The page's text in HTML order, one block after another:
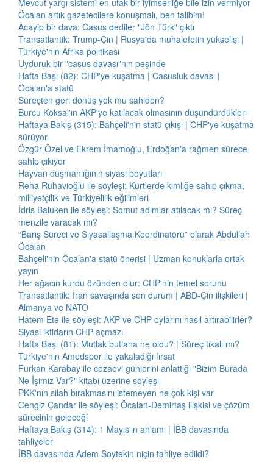
Mevcut yargı sistemi en ufak bir iyimserliğe bile izin vermiyor
Öcalan artık gazetecilere konuşmalı, ben talibim!
Acayip bir dava: Casus dediler "Jön Türk" çıktı
Transatlantik: Trump-Çin | Rusya'da muhalefetin yükselişi |
Türkiye'nin Afrika politikası
Uyduruk bir "casus davası"nın peşinde
Hafta Başı (82): CHP'ye kuşatma | Casusluk davası |
Öcalan'a statü
Süreçten geri dönüş yok mu sahiden?
Burcu Köksal'ın AKP'ye katılacak olmasının düşündürdükleri
Haftaya Bakış (315): Bahçeli'nin statü çıkışı | CHP'ye kuşatma
sürüyor
Özgür Özel ve Ekrem İmamoğlu, Erdoğan'a rağmen sürece
sahip çıkıyor
Hayvan düşmanlığının siyasi boyutları
Reha Ruhavioğlu ile söyleşi: Kürtlerde kimliğe sahip çıkma,
milliyetçilik ve Türkiyelilik eğilimleri
İdris Baluken ile söyleşi: Somut adımlar atılacak mı? Süreç
menzile varacak mı?
“Barış Süreci ve Siyasallaşma Koordinatörü” olarak Abdullah
Öcalan
Bahçeli'nin Öcalan'a statü önerisi | Uzman konuklarla ortak
yayın
Her ağacın kurdu özünden olur: CHP'nin temel sorunu
Transatlantik: İran savaşında son durum | ABD-Çin ilişkileri |
Almanya ve NATO
Hatem Ete ile söyleşi: AKP ve CHP oylarını nasıl artırabilirler?
Siyasi iktidarın CHP açmazı
Hafta Başı (81): Mutlak butlana ne oldu? | Süreç tıkalı mı?
Türkiye'nin Amedspor ile yakaladığı fırsat
Furkan Karabay ile cezaevi günlerini anlattığı "Bizim Burada
Ne İşimiz Var?" kitabı üzerine söyleşi
PKK'nın silah bırakmasını istemeyen ne çok kişi var
Cengiz Çandar ile söyleşi: Öcalan-Demirtaş ilişkisi ve çözüm
sürecinin geleceği
Haftaya Bakış (314): 1 Mayıs'ın anlamı | İBB davasında
tahliyeler
İBB davasında Adem Soytekin niçin tahliye edildi?